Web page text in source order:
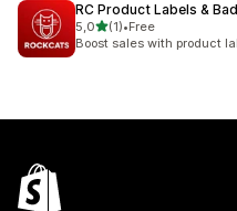
RC Product Labels &
5,0/ 5 tähteä
(1)
1 arvostelua yhteensä
•Free
Boost sales with product